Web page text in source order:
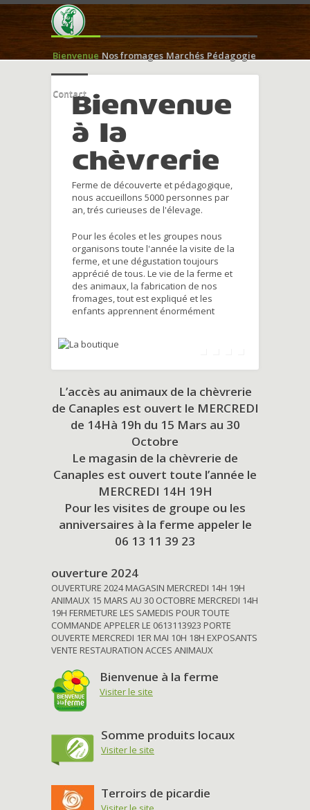
Bienvenue Nos fromages Marchés Pédagogie
ContactBienvenue
à la
chèvrerie
Ferme de découverte et pédagogique,
nous accueillons 5000 personnes par
an, trés curieuses de l'élevage.
Pour les écoles et les groupes nous
organisons toute l'année la visite de la
ferme, et une dégustation toujours
apprécié de tous. Le vie de la ferme et
des animaux, la fabrication de nos
fromages, tout est expliqué et les
enfants apprennent énormément
L’accès au animaux de la chèvrerie
de Canaples est ouvert le MERCREDI
de 14Hà 19h du 15 Mars au 30
Octobre
Le magasin de la chèvrerie de
Canaples est ouvert toute l’année le
MERCREDI 14H 19H
Pour les visites de groupe ou les
anniversaires à la ferme appeler le
06 13 11 39 23
ouverture 2024
OUVERTURE 2024 MAGASIN MERCREDI 14H 19H
ANIMAUX 15 MARS AU 30 OCTOBRE MERCREDI 14H
19H FERMETURE LES SAMEDIS POUR TOUTE
COMMANDE APPELER LE 0613113923 PORTE
OUVERTE MERCREDI 1ER MAI 10H 18H EXPOSANTS
VENTE RESTAURATION ACCES ANIMAUX
Bienvenue à la ferme
Visiter le site
Somme produits locaux
Visiter le site
Terroirs de picardie